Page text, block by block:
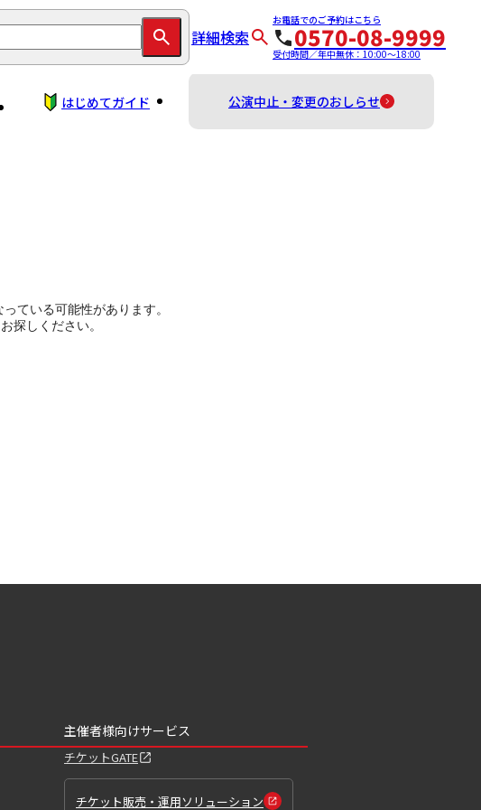
詳細検索
お電話でのご予約はこちら
0570-08-9999
受付時間／年中無休：10:00～18:00
はじめてガイド 公演中止・変更のおしらせ
ている可能性があります。
探しください。
主催者様向けサービス
チケットGATE
チケット販売・運用ソリューション